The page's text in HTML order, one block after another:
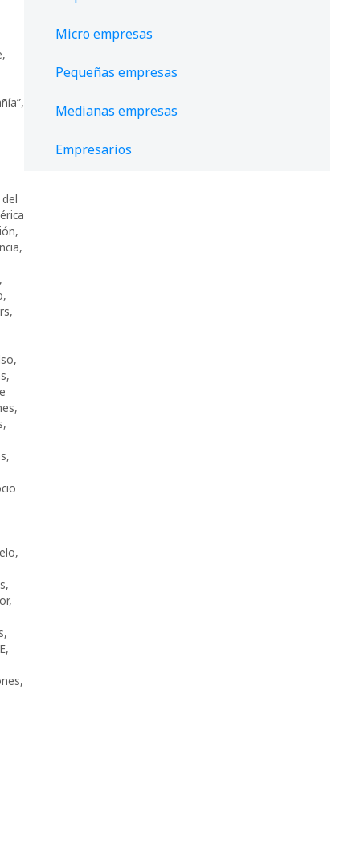
,
,
,
,
,
,
,
,
,
,
,
,
,
,
,
,
,
,
Micro empresas
Pequeñas empresas
Medianas empresas
Empresarios